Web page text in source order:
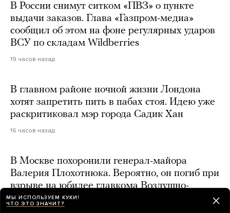
В России снимут ситком «ПВЗ» о пункте
выдачи заказов. Глава «Газпром-медиа»
сообщил об этом на фоне регулярных ударов
ВСУ по складам Wildberries
19 часов назад
В главном районе ночной жизни Лондона
хотят запретить пить в пабах стоя. Идею уже
раскритиковал мэр города Садик Хан
16 часов назад
В Москве похоронили генерал-майора
Валерия Плохотнюка. Вероятно, он погиб при
взрыве на юбилее главкома Воздушно-
космических сил
МЫ ИСПОЛЬЗУЕМ КУКИ!
ЧТО ЭТО ЗНАЧИТ?